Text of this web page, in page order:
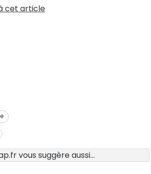
cet article
vous suggère aussi...